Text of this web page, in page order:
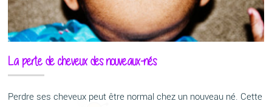
La perte de cheveux des nouveaux-nés
Perdre ses cheveux peut être normal chez un nouveau né. Cette